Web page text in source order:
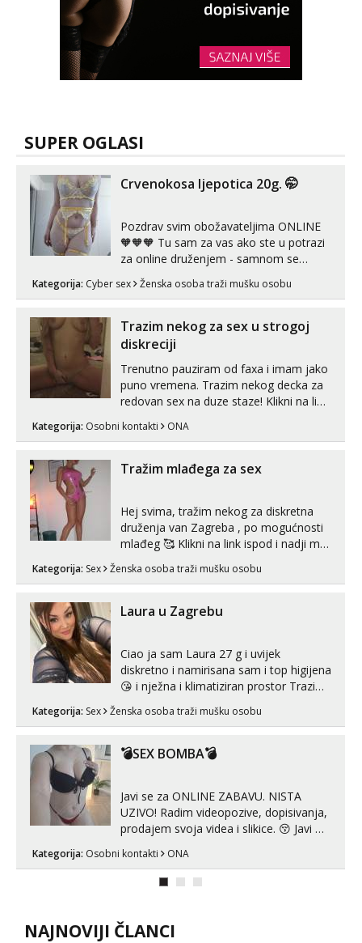
SUPER OGLASI
Crvenokosa ljepotica 20g. 🤭
Pozdrav svim obožavateljima ONLINE
🧡🧡🧡 Tu sam za vas ako ste u potrazi
za online druženjem - samnom se
možete zabaviti preko videopoziva, ili
ako vam nisam dovoljna radim i u paru i
😉 Radim i vruća tipkanja uz slike i hot
line pozive. Za vas sam pripremila ...
Kategorija: Cyber sex Ženska osoba traži mušku osobu
Trazim nekog za sex u strogoj
diskreciji
Trenutno pauziram od faxa i imam jako
puno vremena. Trazim nekog decka za
redovan sex na duze staze! Klikni na link
Kategorija: Osobni kontakti ONA
Tražim mlađega za sex
Hej svima, tražim nekog za diskretna
druženja van Zagreba , po mogućnosti
mlađeg 🥰 Klikni na link ispod i nadji me
Kategorija: Sex Ženska osoba traži mušku osobu
Laura u Zagrebu
Ciao ja sam Laura 27 g i uvijek
diskretno i namirisana sam i top higijena
😘 i nježna i klimatiziran prostor Trazim
Pusenje i gutanje sperme Erotsko rublje
tijelu Iskljucivo neradim analni !!! I
Kategorija: Sex Ženska osoba traži mušku osobu
💣SEX BOMBA💣
Javi se za ONLINE ZABAVU. NISTA
UZIVO! Radim videopozive, dopisivanja,
prodajem svoja videa i slikice. 😚 Javi mi
Telegram. +385 91 723 0045
Kategorija: Osobni kontakti ONA
NAJNOVIJI ČLANCI